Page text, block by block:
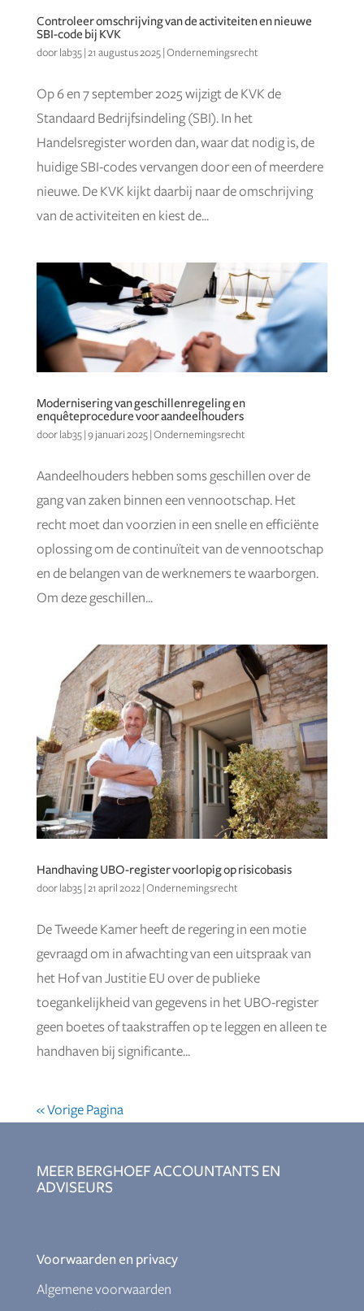
Controleer omschrijving van de activiteiten en nieuwe
SBI-code bij KVK
door lab35| 21 augustus 2025| Ondernemingsrecht
Op 6 en 7 september 2025 wijzigt de KVK de
Standaard Bedrijfsindeling (SBI). In het
Handelsregister worden dan, waar dat nodig is, de
huidige SBI-codes vervangen door een of meerdere
nieuwe. De KVK kijkt daarbij naar de omschrijving
van de activiteiten en kiest de...
Modernisering van geschillenregeling en
enquêteprocedure voor aandeelhouders
door lab35| 9 januari 2025| Ondernemingsrecht
Aandeelhouders hebben soms geschillen over de
gang van zaken binnen een vennootschap. Het
recht moet dan voorzien in een snelle en efficiënte
oplossing om de continuïteit van de vennootschap
en de belangen van de werknemers te waarborgen.
Om deze geschillen...
Handhaving UBO-register voorlopig op risicobasis
door lab35| 21 april 2022| Ondernemingsrecht
De Tweede Kamer heeft de regering in een motie
gevraagd om in afwachting van een uitspraak van
het Hof van Justitie EU over de publieke
toegankelijkheid van gegevens in het UBO-register
geen boetes of taakstraffen op te leggen en alleen te
handhaven bij significante...
« Vorige Pagina
MEER BERGHOEF ACCOUNTANTS EN
ADVISEURS
Voorwaarden en privacy
Algemene voorwaarden